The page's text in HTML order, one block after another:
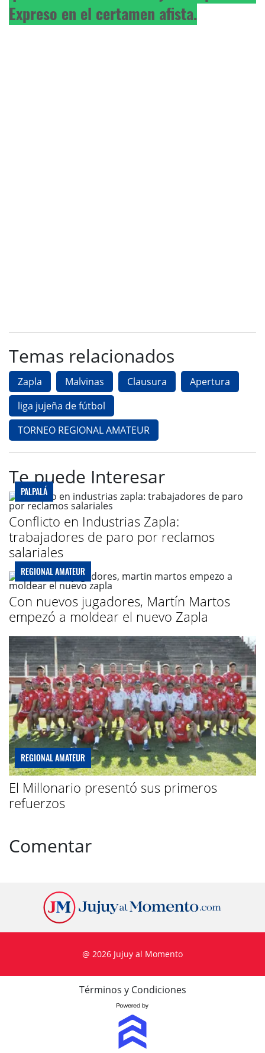
Expreso en el certamen afista.
Temas relacionados
Zapla Malvinas Clausura
Apertura
liga jujeña de fútbol
TORNEO REGIONAL AMATEUR
Te puede Interesar
PALPALÁ
Conflicto en Industrias Zapla:
trabajadores de paro por reclamos
salariales
REGIONAL AMATEUR
Con nuevos jugadores, Martín Martos
empezó a moldear el nuevo Zapla
REGIONAL AMATEUR
El Millonario presentó sus primeros
refuerzos
Comentar
@ 2026 Jujuy al Momento
Términos y Condiciones